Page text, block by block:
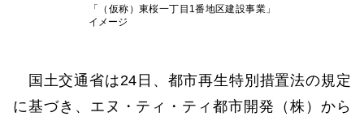
「（仮称）東桜一丁目1番地区建設事業」
イメージ
国土交通省は24日、都市再生特別措置法の規定
に基づき、エヌ・ティ・ティ都市開発（株）から